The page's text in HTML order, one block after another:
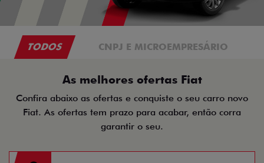
TODOS CNPJ E MICROEMPRESÁRIO
As melhores ofertas Fiat
Confira abaixo as ofertas e conquiste o seu carro novo
Fiat. As ofertas tem prazo para acabar, então corra
garantir o seu.